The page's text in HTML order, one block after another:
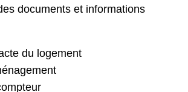
documents et informations
du logement